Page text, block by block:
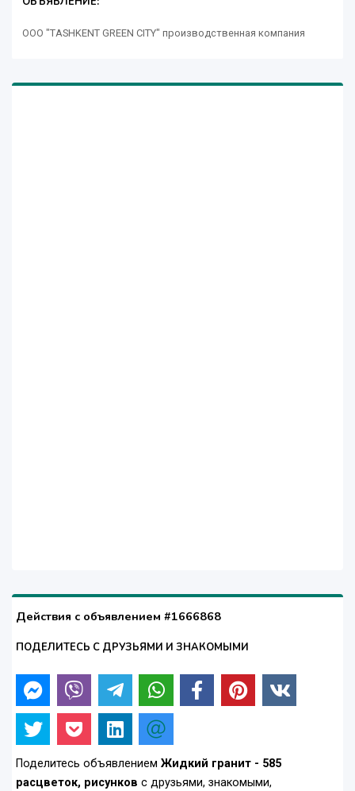
ООО "TASHKENT GREEN CITY" производственная компания
Действия с объявлением #1666868
ПОДЕЛИТЕСЬ С ДРУЗЬЯМИ И ЗНАКОМЫМИ
Поделитесь объявлением Жидкий гранит - 585
расцветок, рисунков с друзьями, знакомыми,